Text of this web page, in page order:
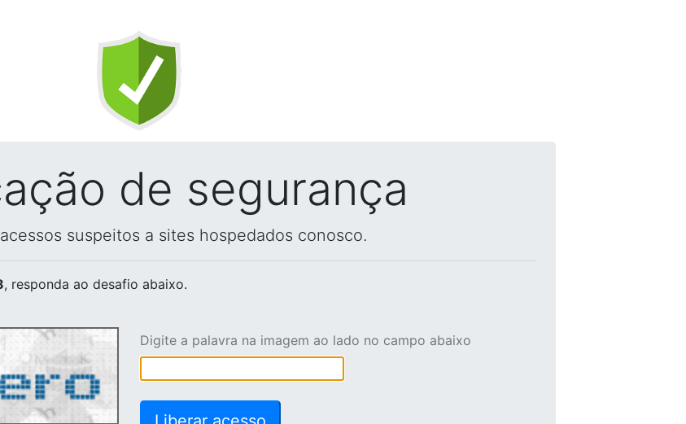
de segurança
suspeitos a sites hospedados conosco.
, responda ao desafio abaixo.
Digite a palavra na imagem ao lado no campo abaixo